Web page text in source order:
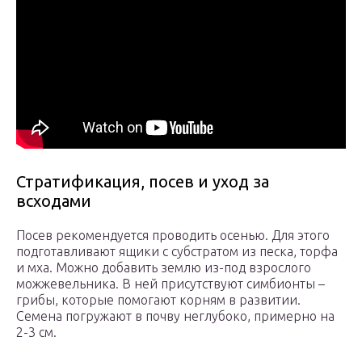
Стратификация, посев и уход за
всходами
Посев рекомендуется проводить осенью. Для этого
подготавливают ящики с субстратом из песка, торфа
и мха. Можно добавить землю из-под взрослого
можжевельника. В ней присутствуют симбионты –
грибы, которые помогают корням в развитии.
Семена погружают в почву неглубоко, примерно на
2-3 см.